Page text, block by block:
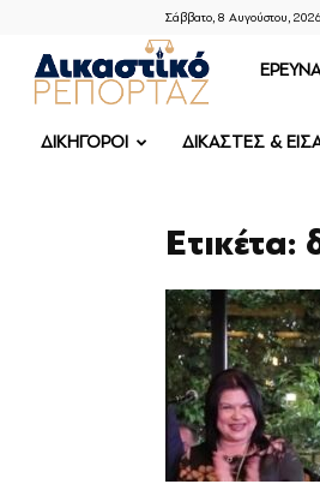
Σάββατο, 8 Αυγούστου, 2026
ΔΙΚΗΓΟΡΟΙ ΔΙΚΑΣΤΕΣ &
Ετικέτα: